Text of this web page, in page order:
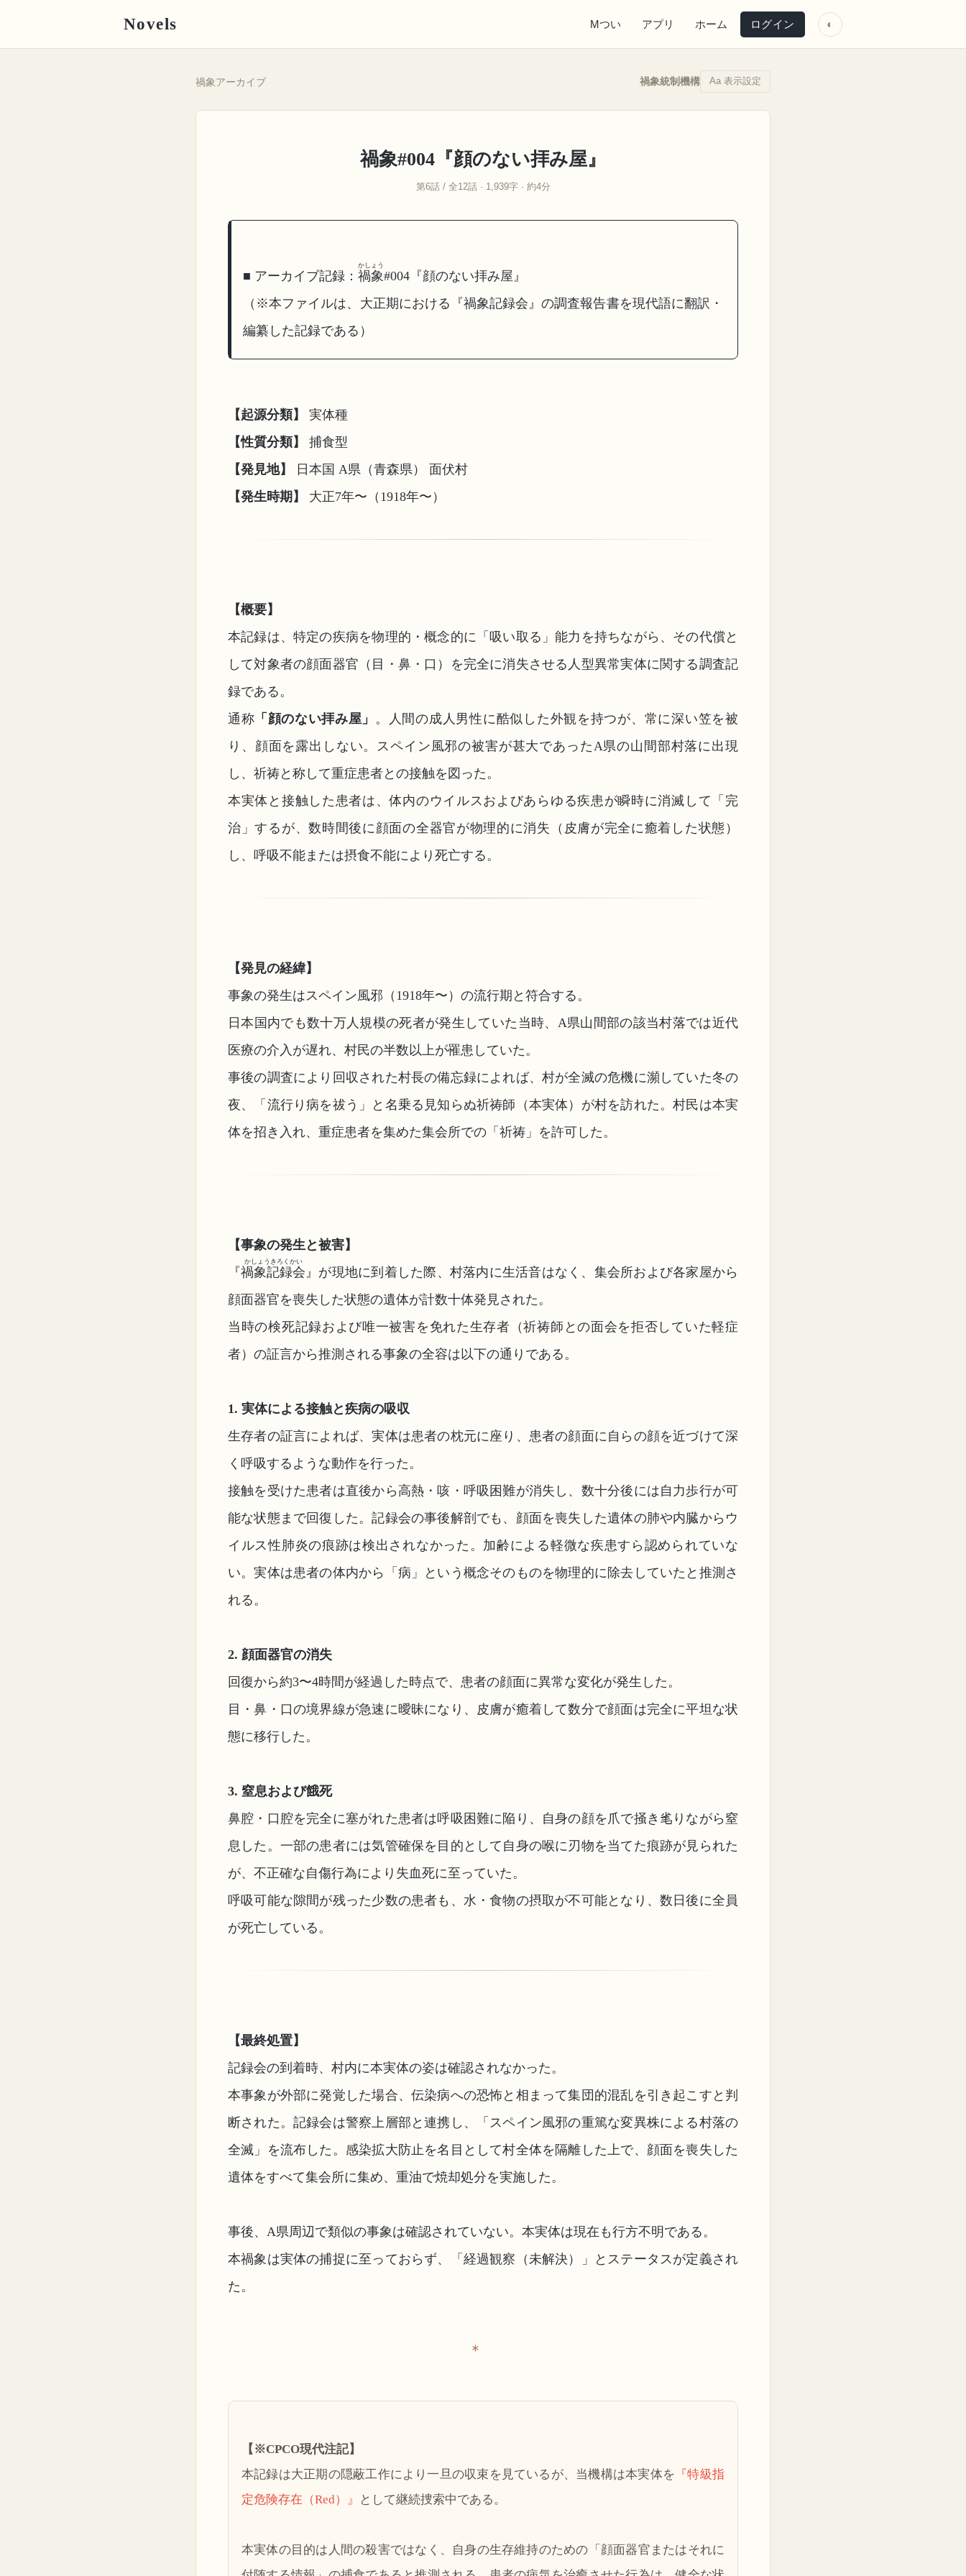
Novels Mつい アプリ ホーム ログイン ◐
禍象アーカイブ 禍象統制機構 Aa 表示設定
禍象#004『顔のない拝み屋』
第6話 / 全12話 · 1,939字 · 約4分
■ アーカイブ記録： 禍象
かしょう
#004『顔のない拝み屋』
（※本ファイルは、大正期における『禍象記録会』の調査報告書を現代語に翻訳・
編纂した記録である）
【起源分類】
実体種
【性質分類】
捕食型
【発見地】
日本国 A県（青森県） 面伏村
【発生時期】
大正7年〜（1918年〜）
【概要】
本記録は、特定の疾病を物理的・概念的に「吸い取る」能力を持ちながら、その代償と
して対象者の顔面器官（目・鼻・口）を完全に消失させる人型異常実体に関する調査記
録である。
通称 「顔のない拝み屋」 。人間の成人男性に酷似した外観を持つが、常に深い笠を被
り、顔面を露出しない。スペイン風邪の被害が甚大であったA県の山間部村落に出現
し、祈祷と称して重症患者との接触を図った。
本実体と接触した患者は、体内のウイルスおよびあらゆる疾患が瞬時に消滅して「完
治」するが、数時間後に顔面の全器官が物理的に消失（皮膚が完全に癒着した状態）
し、呼吸不能または摂食不能により死亡する。
【発見の経緯】
事象の発生はスペイン風邪（1918年〜）の流行期と符合する。
日本国内でも数十万人規模の死者が発生していた当時、A県山間部の該当村落では近代
医療の介入が遅れ、村民の半数以上が罹患していた。
事後の調査により回収された村長の備忘録によれば、村が全滅の危機に瀕していた冬の
夜、「流行り病を祓う」と名乗る見知らぬ祈祷師（本実体）が村を訪れた。村民は本実
体を招き入れ、重症患者を集めた集会所での「祈祷」を許可した。
【事象の発生と被害】
『禍象記録会
かしょうきろくかい
』が現地に到着した際、村落内に生活音はなく、集会所および各家屋から
顔面器官を喪失した状態の遺体が計数十体発見された。
当時の検死記録および唯一被害を免れた生存者（祈祷師との面会を拒否していた軽症
者）の証言から推測される事象の全容は以下の通りである。
1. 実体による接触と疾病の吸収
生存者の証言によれば、実体は患者の枕元に座り、患者の顔面に自らの顔を近づけて深
く呼吸するような動作を行った。
接触を受けた患者は直後から高熱・咳・呼吸困難が消失し、数十分後には自力歩行が可
能な状態まで回復した。記録会の事後解剖でも、顔面を喪失した遺体の肺や内臓からウ
イルス性肺炎の痕跡は検出されなかった。加齢による軽微な疾患すら認められていな
い。実体は患者の体内から「病」という概念そのものを物理的に除去していたと推測さ
れる。
2. 顔面器官の消失
回復から約3〜4時間が経過した時点で、患者の顔面に異常な変化が発生した。
目・鼻・口の境界線が急速に曖昧になり、皮膚が癒着して数分で顔面は完全に平坦な状
態に移行した。
3. 窒息および餓死
鼻腔・口腔を完全に塞がれた患者は呼吸困難に陥り、自身の顔を爪で掻き毟りながら窒
息した。一部の患者には気管確保を目的として自身の喉に刃物を当てた痕跡が見られた
が、不正確な自傷行為により失血死に至っていた。
呼吸可能な隙間が残った少数の患者も、水・食物の摂取が不可能となり、数日後に全員
が死亡している。
【最終処置】
記録会の到着時、村内に本実体の姿は確認されなかった。
本事象が外部に発覚した場合、伝染病への恐怖と相まって集団的混乱を引き起こすと判
断された。記録会は警察上層部と連携し、「スペイン風邪の重篤な変異株による村落の
全滅」を流布した。感染拡大防止を名目として村全体を隔離した上で、顔面を喪失した
遺体をすべて集会所に集め、重油で焼却処分を実施した。
事後、A県周辺で類似の事象は確認されていない。本実体は現在も行方不明である。
本禍象は実体の捕捉に至っておらず、「経過観察（未解決）」とステータスが定義され
た。
＊
【※CPCO現代注記】
本記録は大正期の隠蔽工作により一旦の収束を見ているが、当機構は本実体を 『特級指
定危険存在（Red）』
として継続捜索中である。
本実体の目的は人間の殺害ではなく、自身の生存維持のための「顔面器官またはそれに